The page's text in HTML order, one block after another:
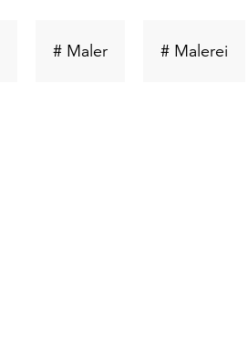
Schlüsselwort
# MalerSchlüsselwort
# Malerei